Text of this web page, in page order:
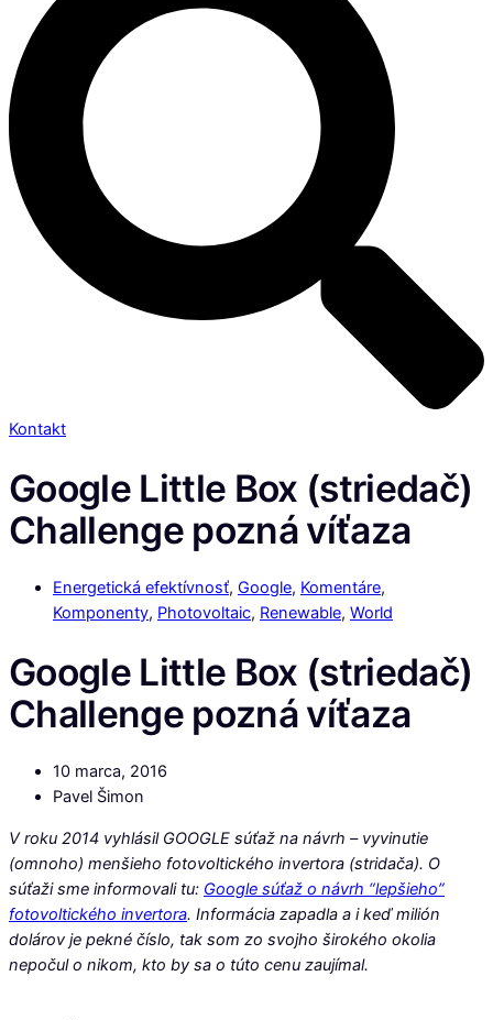
Kontakt
Google Little Box (striedač)
Challenge pozná víťaza
Energetická efektívnosť, Google, Komentáre,
Komponenty, Photovoltaic, Renewable, World
Google Little Box (striedač)
Challenge pozná víťaza
10 marca, 2016
Pavel Šimon
V roku 2014 vyhlásil GOOGLE súťaž na návrh – vyvinutie
(omnoho) menšieho fotovoltického invertora (stridača). O
súťaži sme informovali tu: Google súťaž o návrh “lepšieho”
fotovoltického invertora. Informácia zapadla a i keď milión
dolárov je pekné číslo, tak som zo svojho širokého okolia
nepočul o nikom, kto by sa o túto cenu zaujímal.